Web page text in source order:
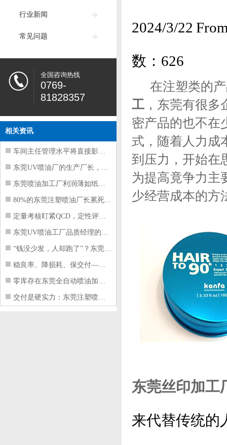
行业新闻
常见问题
全国咨询热线
0769-
81828357
相关资讯
车间主任管理水平将直接影响东莞注塑件
东莞UV喷油厂的生产厂长，到底在给工
东莞喷油加工厂利润薄如纸？这四项基本
80%的东莞注塑喷油厂长累死累活，利
定量考核盯紧QCD，定性评价看好配合
东莞UV喷油工厂品质经理的四项核心管
“钱没少发，人却跑了”？东莞注塑喷油
稳良率、降损耗、保交付——东莞这家U
零库存在东莞全自动喷油加工厂不可行的
交付是硬实力：东莞注塑喷油厂如何用齐
2024/3/22
数： 626
在注塑类的产
工 ，东莞有很
密产品的也不在
式，随着人力成
到压力，开始在
为提高竟争力主
少经营成本的方
东莞丝印加工
来代替传统的